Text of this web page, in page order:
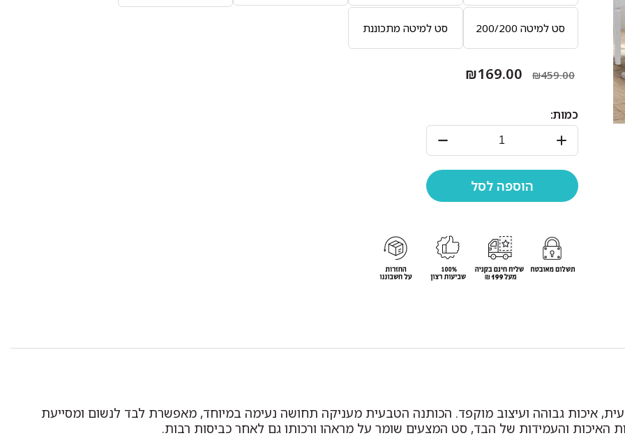
סט למיטה 200/200 סט למיטה מתכוננת
₪459.00
₪169.00
כמות:
איכות גבוהה ועיצוב מוקפד. הכותנה הטבעית מעניקה תחושה נעימה במיוחד, מאפשרת לבד לנשום ומסייעת
האיכות והעמידות של הבד, סט המצעים שומר על מראהו ורכותו גם לאחר כביסות רבות.